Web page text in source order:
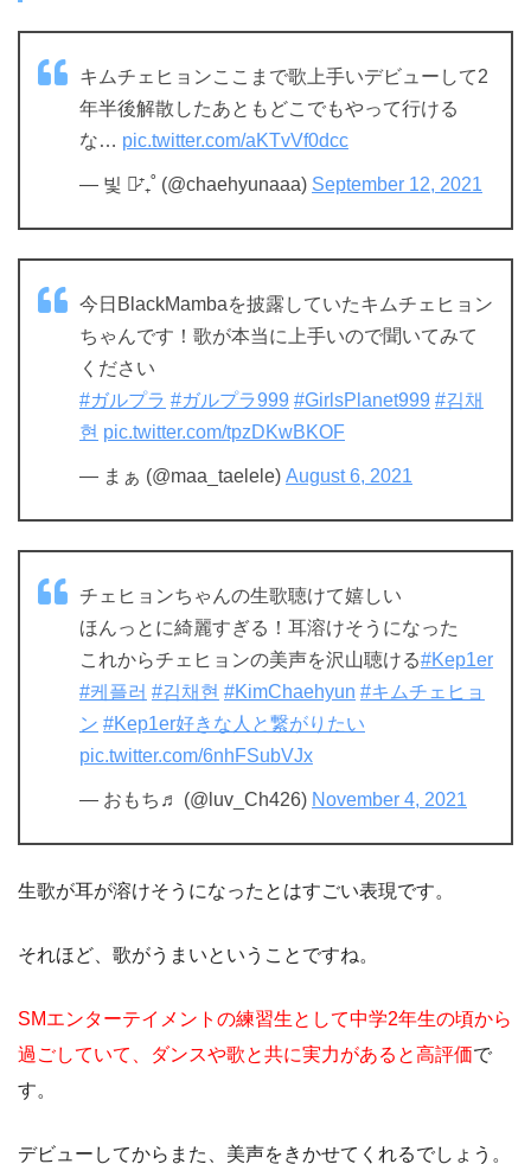
キムチェヒョンここまで歌上手いデビューして2
年半後解散したあともどこでもやって行ける
な… pic.twitter.com/aKTvVf0dcc
— 빛 ♡̷⁺₊˚ (@chaehyunaaa) September 12, 2021
今日BlackMambaを披露していたキムチェヒョン
ちゃんです！歌が本当に上手いので聞いてみて
ください
#ガルプラ #ガルプラ999 #GirlsPlanet999 #김채
현 pic.twitter.com/tpzDKwBKOF
— まぁ (@maa_taelele) August 6, 2021
チェヒョンちゃんの生歌聴けて嬉しい
ほんっとに綺麗すぎる！耳溶けそうになった
これからチェヒョンの美声を沢山聴ける#Kep1er
#케플러 #김채현 #KimChaehyun #キムチェヒョ
ン #Kep1er好きな人と繋がりたい
pic.twitter.com/6nhFSubVJx
— おもち♬︎ (@luv_Ch426) November 4, 2021
生歌が耳が溶けそうになったとはすごい表現です。
それほど、歌がうまいということですね。
SMエンターテイメントの練習生として中学2年生の頃から
過ごしていて、ダンスや歌と共に実力があると高評価で
す。
デビューしてからまた、美声をきかせてくれるでしょう。